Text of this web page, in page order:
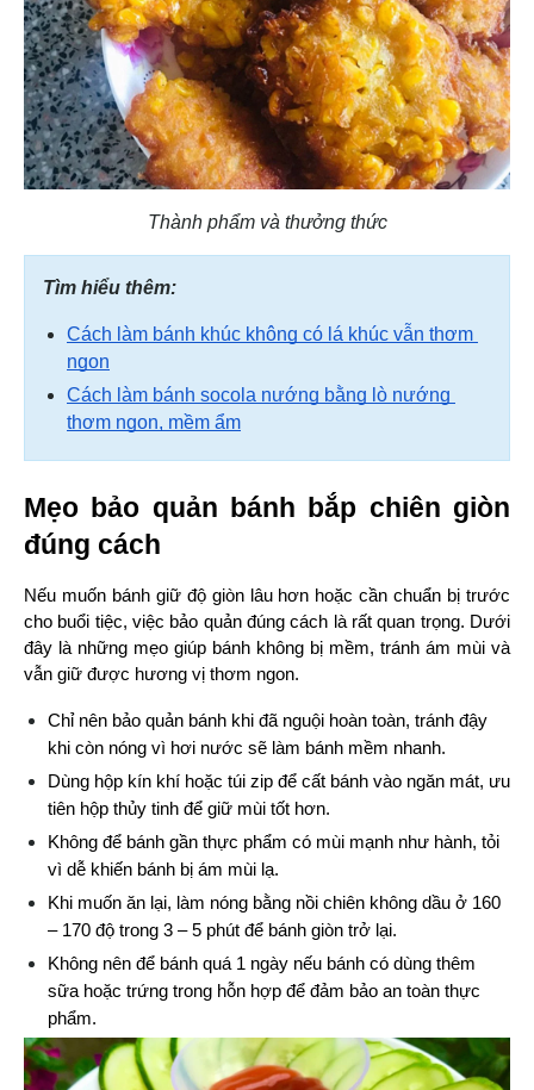
Thành phẩm và thưởng thức
Tìm hiểu thêm:
Cách làm bánh khúc không có lá khúc vẫn thơm
ngon
Cách làm bánh socola nướng bằng lò nướng
thơm ngon, mềm ẩm
Mẹo bảo quản bánh bắp chiên giòn
đúng cách
Nếu muốn bánh giữ độ giòn lâu hơn hoặc cần chuẩn bị trước
cho buổi tiệc, việc bảo quản đúng cách là rất quan trọng. Dưới
đây là những mẹo giúp bánh không bị mềm, tránh ám mùi và
vẫn giữ được hương vị thơm ngon.
Chỉ nên bảo quản bánh khi đã nguội hoàn toàn, tránh đậy
khi còn nóng vì hơi nước sẽ làm bánh mềm nhanh.
Dùng hộp kín khí hoặc túi zip để cất bánh vào ngăn mát, ưu
tiên hộp thủy tinh để giữ mùi tốt hơn.
Không để bánh gần thực phẩm có mùi mạnh như hành, tỏi
vì dễ khiến bánh bị ám mùi lạ.
Khi muốn ăn lại, làm nóng bằng nồi chiên không dầu ở 160
– 170 độ trong 3 – 5 phút để bánh giòn trở lại.
Không nên để bánh quá 1 ngày nếu bánh có dùng thêm
sữa hoặc trứng trong hỗn hợp để đảm bảo an toàn thực
phẩm.